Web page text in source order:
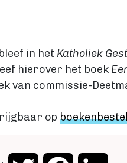
in het Katholiek
hierover het boek
van commissie-
op